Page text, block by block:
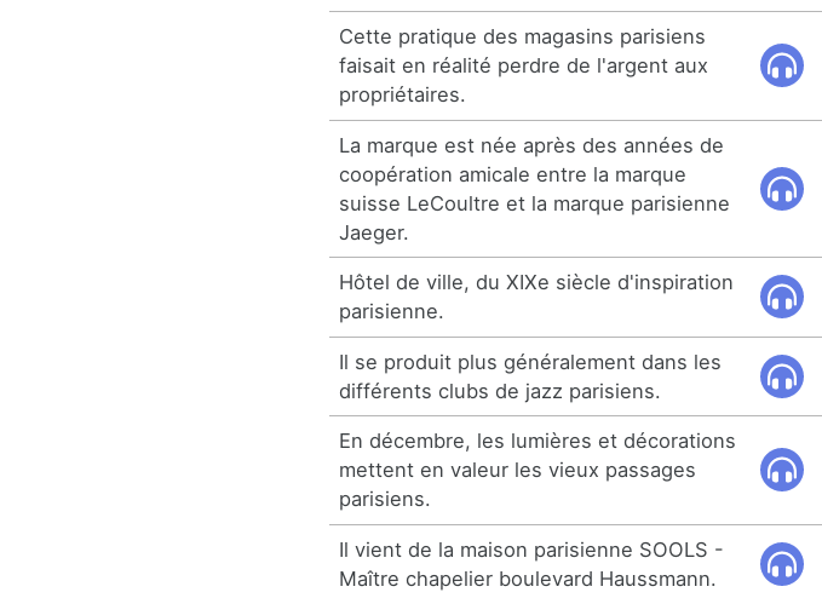
Cette pratique des magasins parisiens
faisait en réalité perdre de l'argent aux
propriétaires.
La marque est née après des années de
coopération amicale entre la marque
suisse LeCoultre et la marque parisienne
Jaeger.
Hôtel de ville, du XIXe siècle d'inspiration
parisienne.
Il se produit plus généralement dans les
différents clubs de jazz parisiens.
En décembre, les lumières et décorations
mettent en valeur les vieux passages
parisiens.
Il vient de la maison parisienne SOOLS -
Maître chapelier boulevard Haussmann.